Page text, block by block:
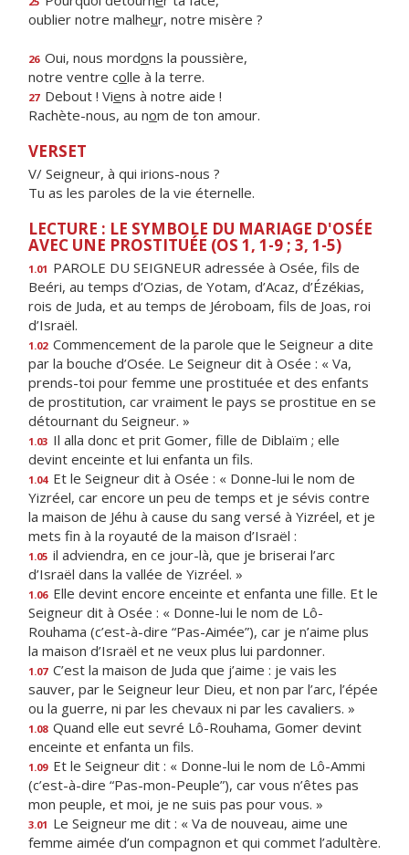
oublier notre malheur, notre misère ?
26 Oui, nous mordons la poussière,
notre ventre colle à la terre.
27 Debout ! Viens à notre aide !
Rachète-nous, au nom de ton amour.
VERSET
V/ Seigneur, à qui irions-nous ?
Tu as les paroles de la vie éternelle.
LECTURE : LE SYMBOLE DU MARIAGE D'OSÉE
AVEC UNE PROSTITUÉE (OS 1, 1-9 ; 3, 1-5)
1.01 PAROLE DU SEIGNEUR adressée à Osée, fils de
Beéri, au temps d’Ozias, de Yotam, d’Acaz, d’Ézékias,
rois de Juda, et au temps de Jéroboam, fils de Joas, roi
d’Israël.
1.02 Commencement de la parole que le Seigneur a dite
par la bouche d’Osée. Le Seigneur dit à Osée : « Va,
prends-toi pour femme une prostituée et des enfants
de prostitution, car vraiment le pays se prostitue en se
détournant du Seigneur. »
1.03 Il alla donc et prit Gomer, fille de Diblaïm ; elle
devint enceinte et lui enfanta un fils.
1.04 Et le Seigneur dit à Osée : « Donne-lui le nom de
Yizréel, car encore un peu de temps et je sévis contre
la maison de Jéhu à cause du sang versé à Yizréel, et je
mets fin à la royauté de la maison d’Israël :
1.05 il adviendra, en ce jour-là, que je briserai l’arc
d’Israël dans la vallée de Yizréel. »
1.06 Elle devint encore enceinte et enfanta une fille. Et le
Seigneur dit à Osée : « Donne-lui le nom de Lô-
Rouhama (c’est-à-dire “Pas-Aimée”), car je n’aime plus
la maison d’Israël et ne veux plus lui pardonner.
1.07 C’est la maison de Juda que j’aime : je vais les
sauver, par le Seigneur leur Dieu, et non par l’arc, l’épée
ou la guerre, ni par les chevaux ni par les cavaliers. »
1.08 Quand elle eut sevré Lô-Rouhama, Gomer devint
enceinte et enfanta un fils.
1.09 Et le Seigneur dit : « Donne-lui le nom de Lô-Ammi
(c’est-à-dire “Pas-mon-Peuple”), car vous n’êtes pas
mon peuple, et moi, je ne suis pas pour vous. »
3.01 Le Seigneur me dit : « Va de nouveau, aime une
femme aimée d’un compagnon et qui commet l’adultère.